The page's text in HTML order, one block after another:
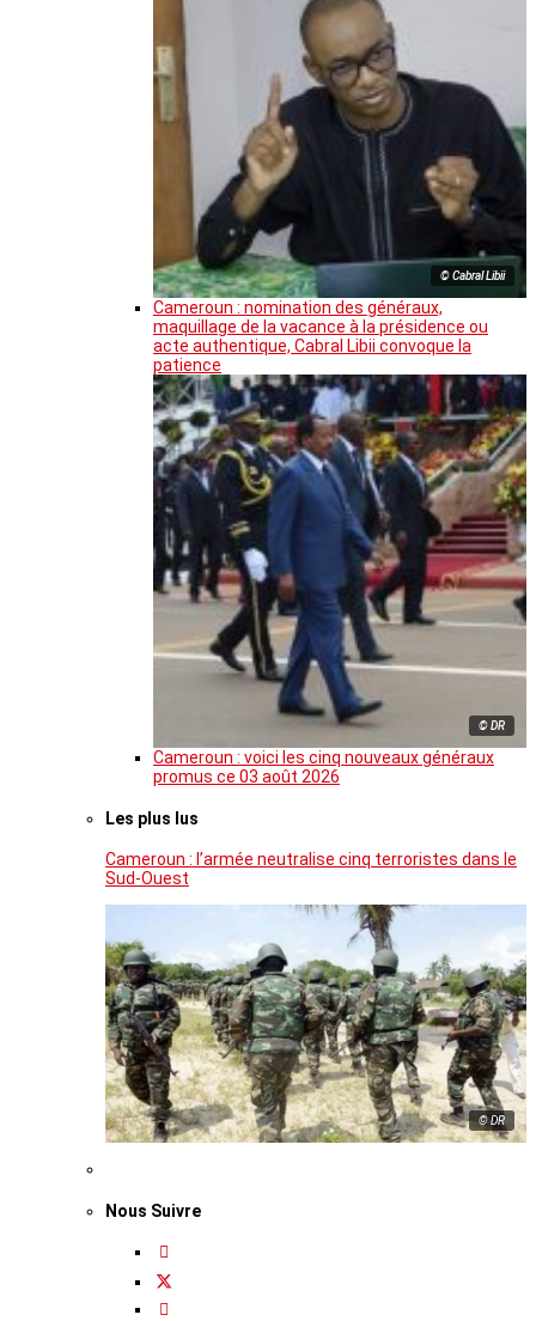
© Cabral Libii
Cameroun : nomination des généraux,
maquillage de la vacance à la présidence ou
acte authentique, Cabral Libii convoque la
patience
© DR
Cameroun : voici les cinq nouveaux généraux
promus ce 03 août 2026
Les plus lus
Cameroun : l’armée neutralise cinq terroristes dans le
Sud-Ouest
© DR
Nous Suivre